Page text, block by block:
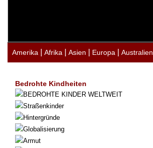
Amerika Afrika Asien Europa Australien
Bedrohte Kindheiten
BEDROHTE KINDER WELTWEIT
Straßenkinder
Hintergründe
Globalisierung
Armut